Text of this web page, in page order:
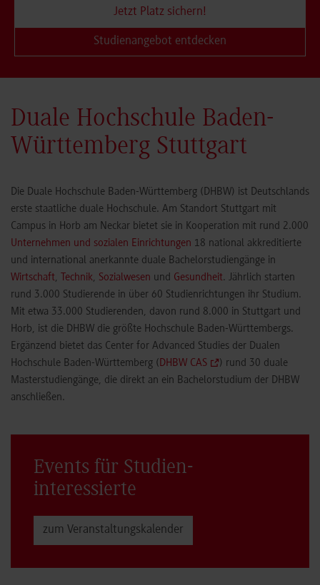
Jetzt Platz sichern!
Studienangebot entdecken
Duale Hochschule Baden-
Württemberg Stuttgart
Die Duale Hochschule Baden-Württemberg (DHBW) ist Deutschlands
erste staatliche duale Hochschule. Am Standort Stuttgart mit
Campus in Horb am Neckar bietet sie in Kooperation mit rund 2.000
Unternehmen und sozialen Einrichtungen 18 national akkreditierte
und international anerkannte duale Bachelorstudiengänge in
Wirtschaft, Technik, Sozialwesen und Gesundheit. Jährlich starten
rund 3.000 Studierende in über 60 Studienrichtungen ihr Studium.
Mit etwa 33.000 Studierenden, davon rund 8.000 in Stuttgart und
Horb, ist die DHBW die größte Hochschule Baden-Württembergs.
Ergänzend bietet das Center for Advanced Studies der Dualen
Hochschule Baden-Württemberg (DHBW CAS
) rund 30 duale
Masterstudiengänge, die direkt an ein Bachelorstudium der DHBW
anschließen.
Events für Studien­
interessierte
zum Veranstaltungs­kalender